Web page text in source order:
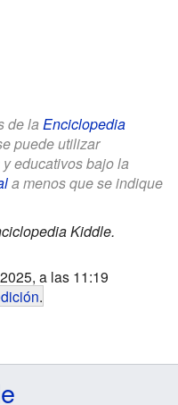
de la Enciclopedia
puede utilizar
educativos bajo la
a menos que se indique
Kiddle.
a las 11:19
.